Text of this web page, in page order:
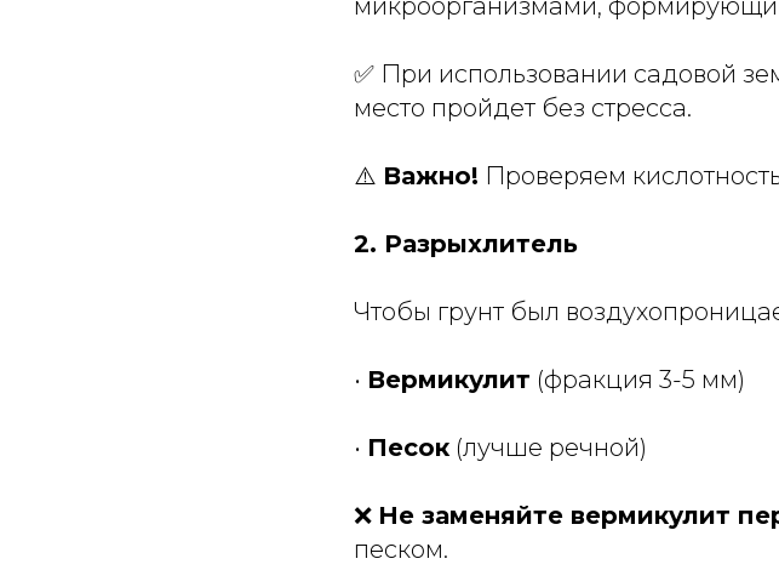
✅ При использовании садовой
место пройдет без стресса.
⚠️ Важно! Проверяем
2. Разрыхлитель
Чтобы грунт был
• Вермикулит (фракция 3-5 мм)
• Песок (лучше речной)
❌ Не заменяйте вермикулит
песком.